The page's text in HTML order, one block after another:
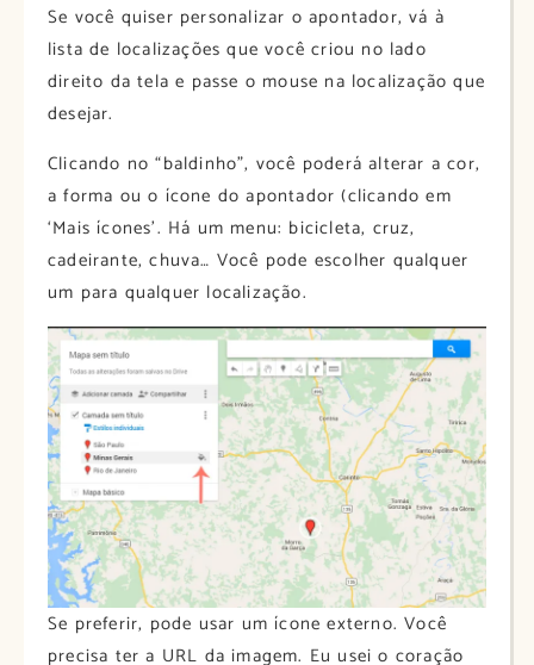
Se você quiser personalizar o apontador, vá à
lista de localizações que você criou no lado
direito da tela e passe o mouse na localização que
desejar.
Clicando no “baldinho”, você poderá alterar a cor,
a forma ou o ícone do apontador (clicando em
‘Mais ícones’. Há um menu: bicicleta, cruz,
cadeirante, chuva… Você pode escolher qualquer
um para qualquer localização.
Se preferir, pode usar um ícone externo. Você
precisa ter a URL da imagem. Eu usei o coração